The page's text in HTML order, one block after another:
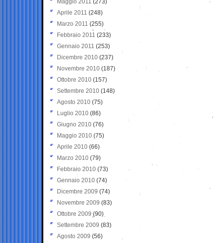
Maggio 2011 (273)
Aprile 2011 (248)
Marzo 2011 (255)
Febbraio 2011 (233)
Gennaio 2011 (253)
Dicembre 2010 (237)
Novembre 2010 (187)
Ottobre 2010 (157)
Settembre 2010 (148)
Agosto 2010 (75)
Luglio 2010 (86)
Giugno 2010 (76)
Maggio 2010 (75)
Aprile 2010 (66)
Marzo 2010 (79)
Febbraio 2010 (73)
Gennaio 2010 (74)
Dicembre 2009 (74)
Novembre 2009 (83)
Ottobre 2009 (90)
Settembre 2009 (83)
Agosto 2009 (56)